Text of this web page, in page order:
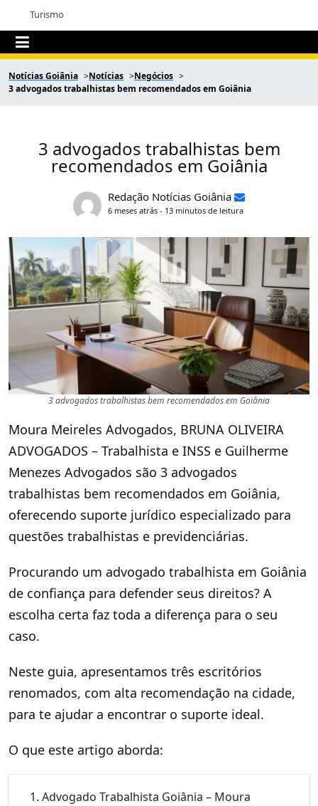
Turismo
Notícias Goiânia Notícias
Negócios
3 advogados trabalhistas bem recomendados em Goiânia
3 advogados trabalhistas bem
recomendados em Goiânia
Redação Notícias Goiânia
6 meses atrás - 13 minutos de leitura
3 advogados trabalhistas bem recomendados em Goiânia
Moura Meireles Advogados, BRUNA OLIVEIRA
ADVOGADOS – Trabalhista e INSS e Guilherme
Menezes Advogados são 3 advogados
trabalhistas bem recomendados em Goiânia,
oferecendo suporte jurídico especializado para
questões trabalhistas e previdenciárias.
Procurando um advogado trabalhista em Goiânia
de confiança para defender seus direitos? A
escolha certa faz toda a diferença para o seu
caso.
Neste guia, apresentamos três escritórios
renomados, com alta recomendação na cidade,
para te ajudar a encontrar o suporte ideal.
O que este artigo aborda:
1. Advogado Trabalhista Goiânia – Moura